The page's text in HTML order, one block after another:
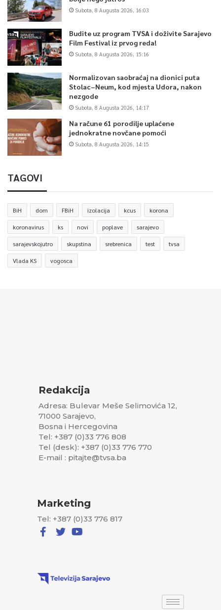
Subota, 8 Augusta 2026, 16:03
Budite uz program TVSA i doživite Sarajevo
Film Festival iz prvog reda!
Subota, 8 Augusta 2026, 15:16
Normalizovan saobraćaj na dionici puta
Stolac–Neum, kod mjesta Udora, nakon
nezgode
Subota, 8 Augusta 2026, 14:17
Na račune 61 porodilje uplaćene
jednokratne novčane pomoći
Subota, 8 Augusta 2026, 14:15
TAGOVI
BiH dom FBiH izolacija kcus korona
koronavirus ks novi poplave sarajevo
sarajevskojutro skupstina srebrenica test tvsa
Vlada KS vogosca
Redakcija
Adresa: Bulevar Meše Selimovića 12,
71000 Sarajevo,
Bosna i Hercegovina
Tel: +387 (0)33 776 808
Tel (desk): +387 (0)33 776 770
E-mail : pitajte@tvsa.ba
Marketing
Tel: +387 (0)33 776 817